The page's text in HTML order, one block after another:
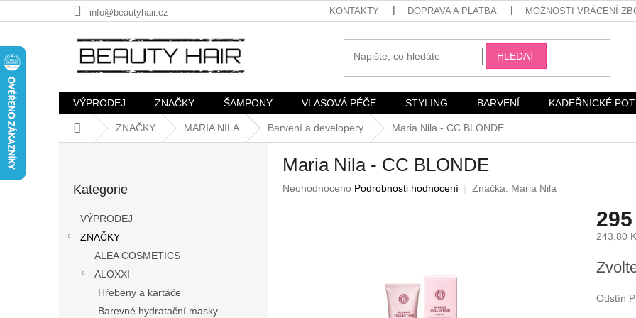
na
info@beautyhair.cz KONTAKTY DOPRAVA A PLATBA MOŽNOSTI VRÁCENÍ
HLEDAT
VÝPRODEJ ZNAČKY ŠAMPONY VLASOVÁ PÉČE STYLING BARVENÍ KADEŘNICKÉ
Domů ZNAČKY MARIA NILA Barvení a developery Maria Nila - CC BLONDE
kategorie
Kategorie
VÝPRODEJ
ZNAČKY
ALEA COSMETICS
ALOXXI
Hřebeny a kartáče
Barevné hydratační masky
Maria Nila - CC BLONDE
Průměrné
Neohodnoceno Podrobnosti hodnocení Značka: Maria Nila
243,80
cena:
Odstín